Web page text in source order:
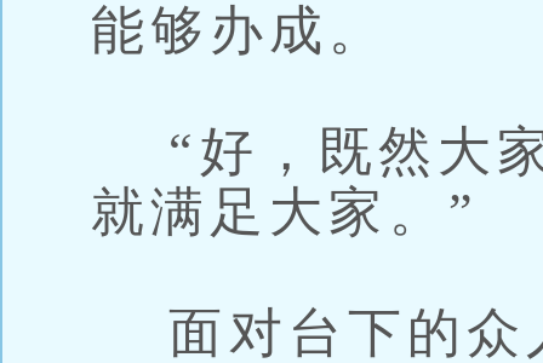
能够办成。
“好，既然大
就满足大家。”
面对台下的众